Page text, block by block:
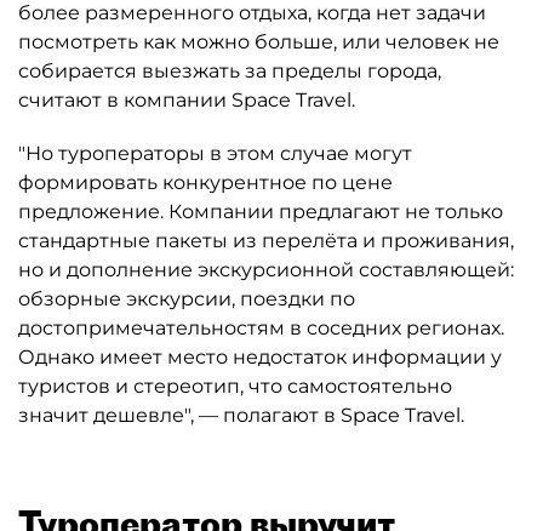
более размеренного отдыха, когда нет задачи
посмотреть как можно больше, или человек не
собирается выезжать за пределы города,
считают в компании Space Travel.
"Но туроператоры в этом случае могут
формировать конкурентное по цене
предложение. Компании предлагают не только
стандартные пакеты из перелёта и проживания,
но и дополнение экскурсионной составляющей:
обзорные экскурсии, поездки по
достопримечательностям в соседних регионах.
Однако имеет место недостаток информации у
туристов и стереотип, что самостоятельно
значит дешевле", — полагают в Space Travel.